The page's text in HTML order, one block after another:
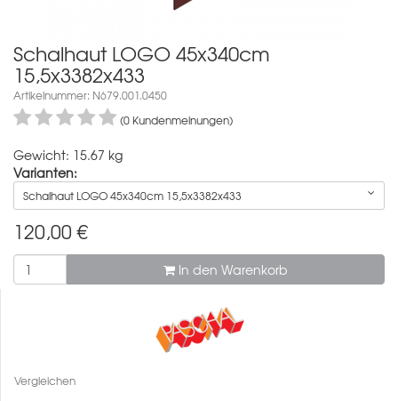
Schalhaut LOGO 45x340cm
15,5x3382x433
Artikelnummer: N679.001.0450
(0 Kundenmeinungen)
Gewicht: 15.67 kg
Varianten:
Schalhaut LOGO 45x340cm 15,5x3382x433
120,00 €
In den Warenkorb
Vergleichen